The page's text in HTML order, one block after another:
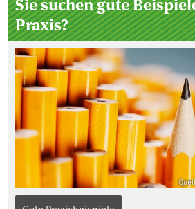
Praxis?